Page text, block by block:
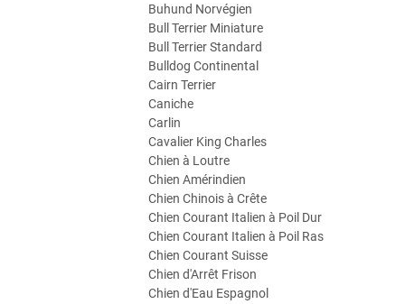
Buhund Norvégien
Bull Terrier Miniature
Bull Terrier Standard
Bulldog Continental
Cairn Terrier
Caniche
Carlin
Cavalier King Charles
Chien à Loutre
Chien Amérindien
Chien Chinois à Crête
Chien Courant Italien à Poil Dur
Chien Courant Italien à Poil Ras
Chien Courant Suisse
Chien d'Arrêt Frison
Chien d'Eau Espagnol